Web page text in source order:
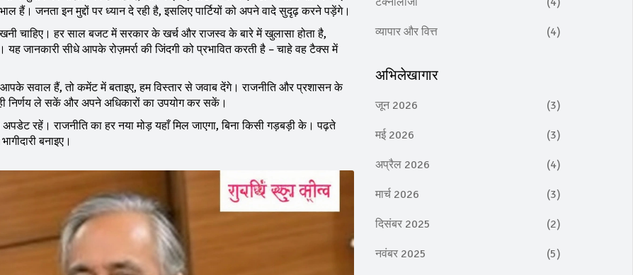
हैं। जनता इन मुद्दों पर ध्यान दे रही है, इसलिए पार्टियों को अपने वादे सुदृढ़ करने पड़ेंगे।
चाहिए। हर साल बजट में सरकार के खर्च और राजस्व के बारे में खुलासा होता है,
जानकारी सीधे आपके रोज़मर्रा की जिंदगी को प्रभावित करती है – चाहे वह टैक्स में
सवाल हैं, तो कमेंट में बताइए, हम विस्तार से जवाब देंगे। राजनीति और प्रशासन के
निर्णय ले सकें और अपने अधिकारों का उपयोग कर सकें।
रहें। राजनीति का हर नया मोड़ यहाँ मिल जाएगा, बिना किसी गड़बड़ी के। पढ़ते
बनाइए।
व्यापार और वित्त (4)
अभिलेखागार
जून 2026 (3)
मई 2026 (3)
अप्रैल 2026 (4)
मार्च 2026 (3)
दिसंबर 2025 (2)
नवंबर 2025 (5)